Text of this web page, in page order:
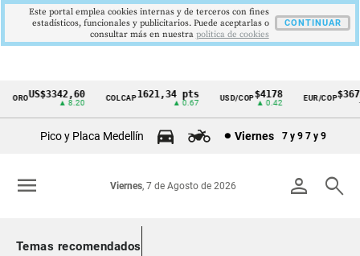
Cintillo
Colombia
US$3342,60
▲ 8.20
COLCAP1621,34 pts
▲ 0.67
USD/COP$4178
▲ 0.42
EUR/COP$3672
Pico y Placa Medellín Viernes 7 y 9 7 y 9
person search
Viernes, 7 de Agosto de 2026
menu
Temas recomendados
Este portal emplea cookies internas y de terceros con fines
estadísticos, funcionales y publicitarios. Puede aceptarlas o
consultar más en nuestra politica de cookies
CONTINUAR